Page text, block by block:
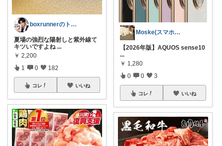
boxrunnerのトレーニングルーム
夏場の強烈な陽射しと紫外線て
キツいですよね ...
￥ 2,200
1 0 182
コレ いいね
Moske(スマホ関連)
【2026年版】AQUOS sense10
...
￥ 1,280
0 0 3
コレ いいね